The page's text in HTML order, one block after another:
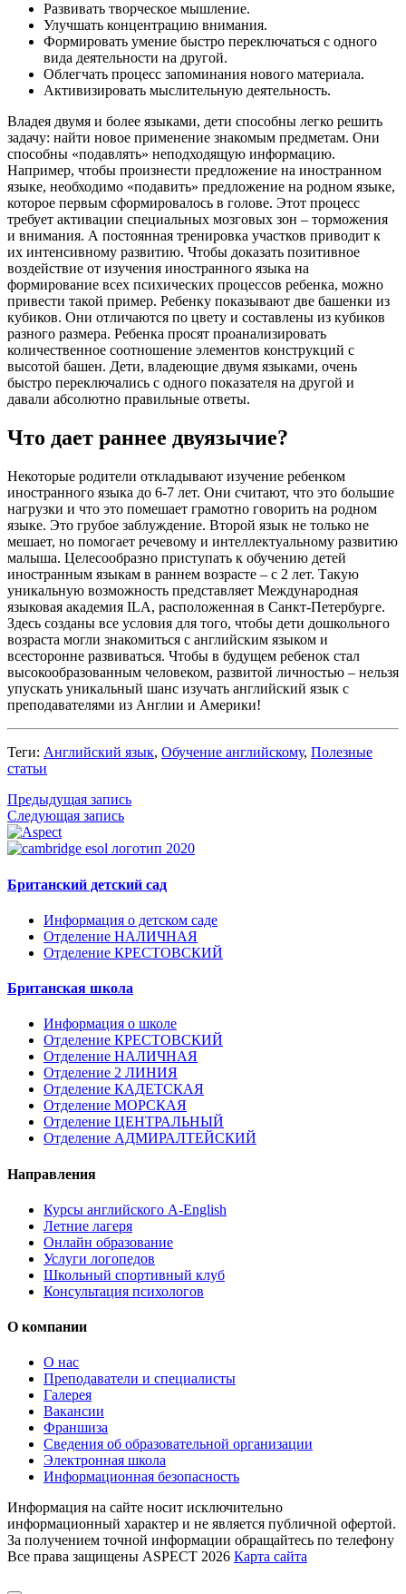
Развивать творческое мышление.
Улучшать концентрацию внимания.
Формировать умение быстро переключаться с одного
вида деятельности на другой.
Облегчать процесс запоминания нового материала.
Активизировать мыслительную деятельность.
Владея двумя и более языками, дети способны легко решить
задачу: найти новое применение знакомым предметам. Они
способны «подавлять» неподходящую информацию.
Например, чтобы произнести предложение на иностранном
языке, необходимо «подавить» предложение на родном языке,
которое первым сформировалось в голове. Этот процесс
требует активации специальных мозговых зон – торможения
и внимания. А постоянная тренировка участков приводит к
их интенсивному развитию. Чтобы доказать позитивное
воздействие от изучения иностранного языка на
формирование всех психических процессов ребенка, можно
привести такой пример. Ребенку показывают две башенки из
кубиков. Они отличаются по цвету и составлены из кубиков
разного размера. Ребенка просят проанализировать
количественное соотношение элементов конструкций с
высотой башен. Дети, владеющие двумя языками, очень
быстро переключались с одного показателя на другой и
давали абсолютно правильные ответы.
Что дает раннее двуязычие?
Некоторые родители откладывают изучение ребенком
иностранного языка до 6-7 лет. Они считают, что это большие
нагрузки и что это помешает грамотно говорить на родном
языке. Это грубое заблуждение. Второй язык не только не
мешает, но помогает речевому и интеллектуальному развитию
малыша. Целесообразно приступать к обучению детей
иностранным языкам в раннем возрасте – с 2 лет. Такую
уникальную возможность представляет Международная
языковая академия ILA, расположенная в Санкт-Петербурге.
Здесь созданы все условия для того, чтобы дети дошкольного
возраста могли знакомиться с английским языком и
всесторонне развиваться. Чтобы в будущем ребенок стал
высокообразованным человеком, развитой личностью – нельзя
упускать уникальный шанс изучать английский язык с
преподавателями из Англии и Америки!
Теги: Английский язык, Обучение английскому, Полезные
статьи
Предыдущая запись
Следующая запись
Британский детский сад
Информация о детском саде
Отделение НАЛИЧНАЯ
Отделение КРЕСТОВСКИЙ
Британская школа
Информация о школе
Отделение КРЕСТОВСКИЙ
Отделение НАЛИЧНАЯ
Отделение 2 ЛИНИЯ
Отделение КАДЕТСКАЯ
Отделение МОРСКАЯ
Отделение ЦЕНТРАЛЬНЫЙ
Отделение АДМИРАЛТЕЙСКИЙ
Направления
Курсы английского A-English
Летние лагеря
Онлайн образование
Услуги логопедов
Школьный спортивный клуб
Консультация психологов
О компании
О нас
Преподаватели и специалисты
Галерея
Вакансии
Франшиза
Сведения об образовательной организации
Электронная школа
Информационная безопасность
Информация на сайте носит исключительно
информационный характер и не является публичной офертой.
За получением точной информации обращайтесь по телефону
Все права защищены ASPECT 2026 Карта сайта